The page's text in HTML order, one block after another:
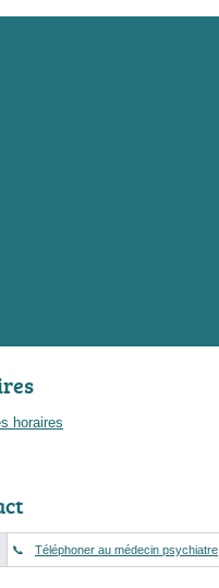
horaires
Téléphoner au médecin psychiatre